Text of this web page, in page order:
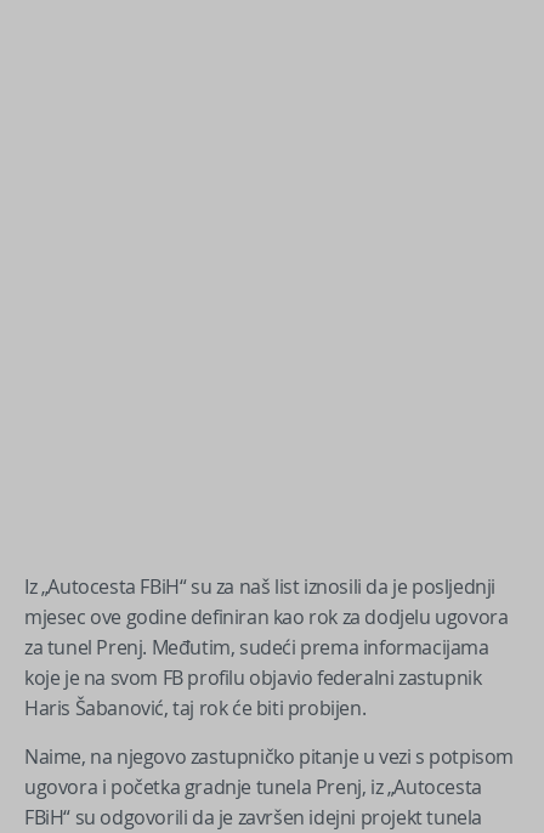
Iz „Autocesta FBiH“ su za naš list iznosili da je posljednji
mjesec ove godine definiran kao rok za dodjelu ugovora
za tunel Prenj. Međutim, sudeći prema informacijama
koje je na svom FB profilu objavio federalni zastupnik
Haris Šabanović, taj rok će biti probijen.
Naime, na njegovo zastupničko pitanje u vezi s potpisom
ugovora i početka gradnje tunela Prenj, iz „Autocesta
FBiH“ su odgovorili da je završen idejni projekt tunela